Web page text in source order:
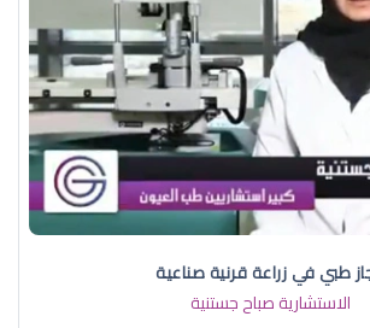
طبي في زراعة قرنية صناعية
الاستشارية صباح جستنية